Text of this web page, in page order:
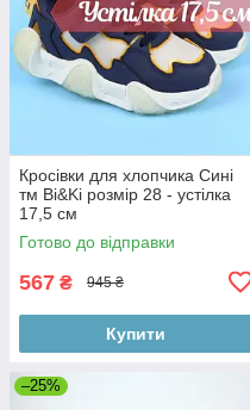
Кросівки для хлопчика Сині
тм Bi&Ki розмір 28 - устілка
17,5 см
Готово до відправки
567 ₴ 945 ₴
Купити
–25%